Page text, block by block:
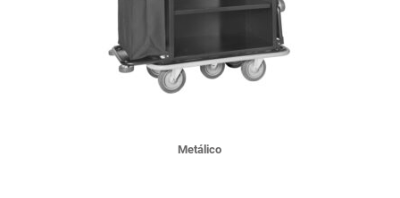
Metálico